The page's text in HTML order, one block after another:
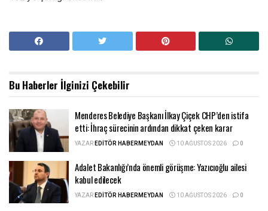
Bu Haberler İlginizi Çekebilir
Menderes Belediye Başkanı İlkay Çiçek CHP’den istifa
etti: İhraç sürecinin ardından dikkat çeken karar
YAZAREDITÖR HABERMEYDAN 10 AĞUSTOS 2026 0
Adalet Bakanlığı’nda önemli görüşme: Yazıcıoğlu ailesi
kabul edilecek
YAZAREDITÖR HABERMEYDAN 10 AĞUSTOS 2026 0